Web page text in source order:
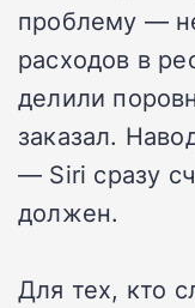
проблему —
расходов в
делили
заказал.
— Siri сразу
должен.
Для тех, кто